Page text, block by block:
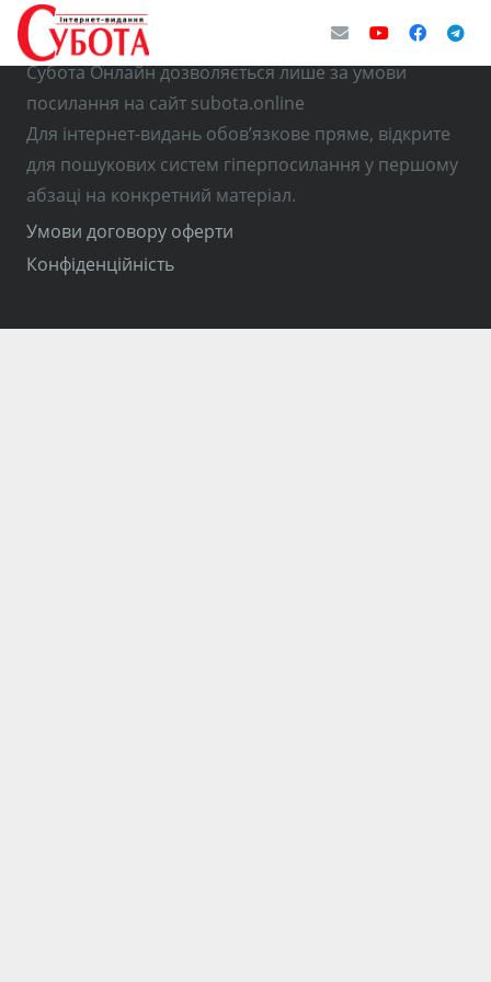
© Використання матеріалів з інтернет-видання
Субота Онлайн дозволяється лише за умови
посилання на сайт subota.online
Для інтернет-видань обов’язкове пряме, відкрите
для пошукових систем гіперпосилання у першому
абзаці на конкретний матеріал.
Умови договору оферти
Конфіденційність